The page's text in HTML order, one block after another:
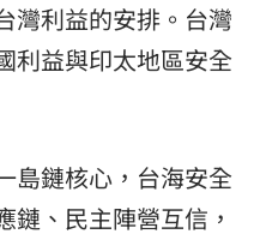
灣利益的安排。台灣
利益與印太地區安全
島鏈核心，台海安全
鏈、民主陣營互信，